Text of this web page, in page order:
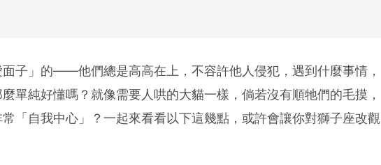
子」的——他們總是高高在上，不容許他人侵犯，遇到什麼事情，
單純好懂嗎？就像需要人哄的大貓一樣，倘若沒有順牠們的毛摸，
「自我中心」？一起來看看以下這幾點，或許會讓你對獅子座改觀